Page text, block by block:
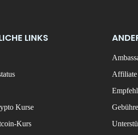
LINKS
Kurse
Kurs
Affiliate